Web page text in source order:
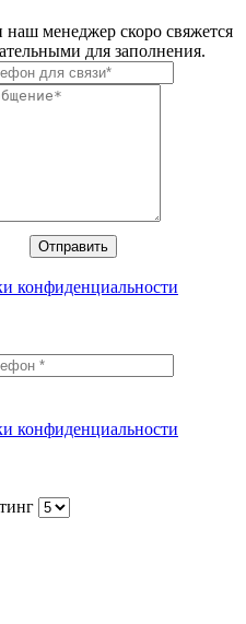
менеджер скоро свяжется
для заполнения.
Отправить
конфиденциальности
конфиденциальности